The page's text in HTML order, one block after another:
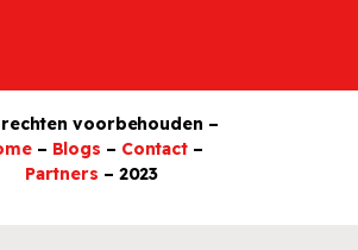
voorbehouden –
– Blogs – Contact –
Partners – 2023